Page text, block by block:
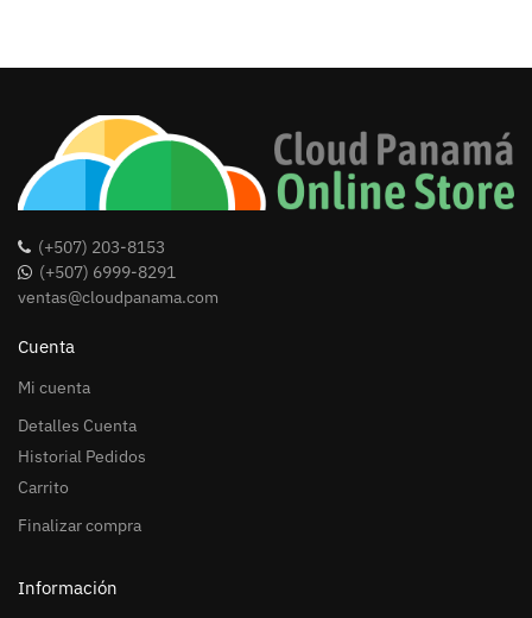
(+507) 203-8153
(+507) 6999-8291
ventas@cloudpanama.com
Cuenta
Mi cuenta
Detalles Cuenta
Historial Pedidos
Carrito
Finalizar compra
Información